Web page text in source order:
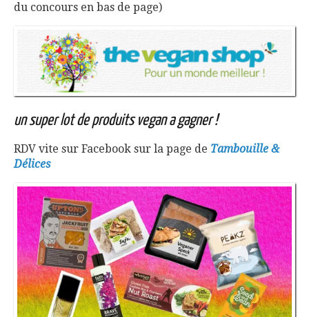
du concours en bas de page)
un super lot de produits vegan a gagner !
RDV vite sur Facebook sur la page de Tambouille &
Délices